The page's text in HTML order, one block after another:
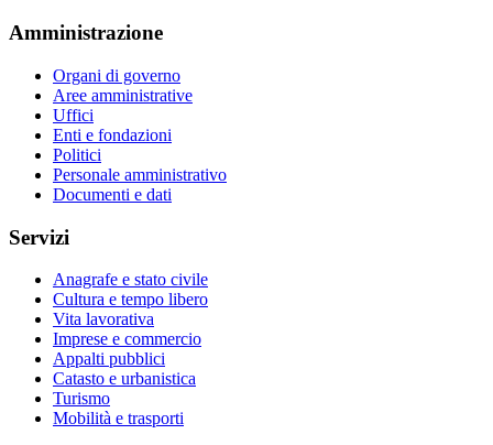
Amministrazione
Organi di governo
Aree amministrative
Uffici
Enti e fondazioni
Politici
Personale amministrativo
Documenti e dati
Servizi
Anagrafe e stato civile
Cultura e tempo libero
Vita lavorativa
Imprese e commercio
Appalti pubblici
Catasto e urbanistica
Turismo
Mobilità e trasporti